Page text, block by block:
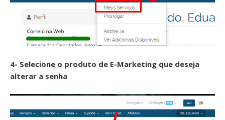
4- Selecione o produto de E-Marketing que deseja
alterar a senha